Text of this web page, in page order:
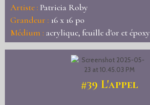
Artiste : Patricia Roby
Grandeur : 16 x 16 po
Médium : acrylique, feuille d'or et époxy
#39 L'appel